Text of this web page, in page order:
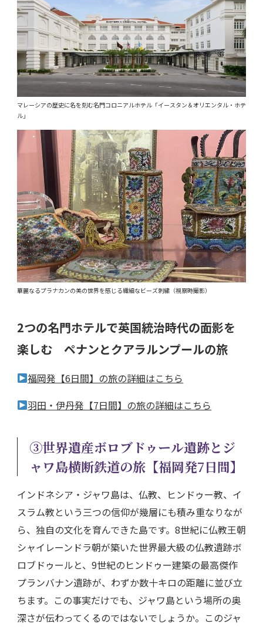
マレーシアの歴史に名を刻む名門コロニアルホテル「イースタン＆オリエンタル・ホテ
ル」
華麗なるプラナカンの美の世界を感じる繊細なビーズ刺繍（視察時撮影）
2つの名門ホテルで英国統治時代の面影を
楽しむ ペナンとクアラルンプールの旅
福岡発【6日間】の旅の詳細はこちら
羽田・伊丹発【7日間】の旅の詳細はこちら
③世界遺産ボロブドゥール遺跡とジ
ャワ島横断鉄道の旅 【福岡発7日間】
インドネシア・ジャワ島は、仏教、ヒンドゥー教、イ
スラム教という三つの信仰が幾層にも積み重なりなが
ら、独自の文化を育んできた島です。8世紀に仏教王朝
シャイレーンドラ朝が築いた世界最大級の仏教遺跡ボ
ロブドゥールと、9世紀のヒンドゥー建築の最高傑作
プランバナン遺跡が、わずか数十キロの距離に並び立
ちます。この事実だけでも、ジャワ島という場所の奥
深さが伝わってくるのではないでしょうか。このジャ